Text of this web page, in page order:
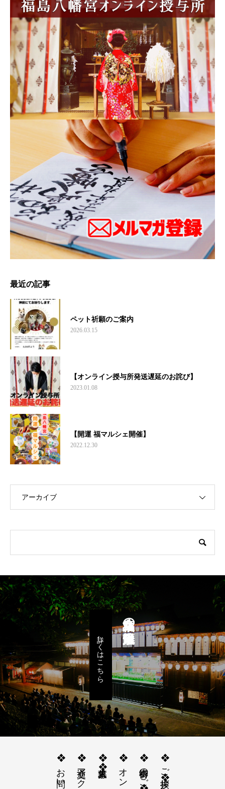
最近の記事
ペット祈願のご案内
2026.03.15
【オンライン授与所発送遅延のお詫び】
2023.01.08
【開運 福マルシェ開催】
2022.12.30
アーカイブ
八女福島の燈籠人形
詳しくはこちら
❖ご挨拶❖
❖御祈祷のご案内❖
❖求人募集❖